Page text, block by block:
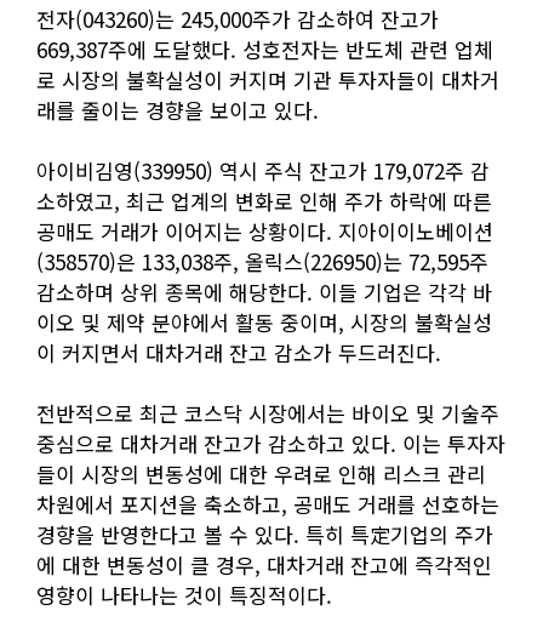
전자(043260)는 245,000주가 감소하여 잔고가
669,387주에 도달했다. 성호전자는 반도체 관련 업체
로 시장의 불확실성이 커지며 기관 투자자들이 대차거
래를 줄이는 경향을 보이고 있다.
아이비김영(339950) 역시 주식 잔고가 179,072주 감
소하였고, 최근 업계의 변화로 인해 주가 하락에 따른
공매도 거래가 이어지는 상황이다. 지아이이노베이션
(358570)은 133,038주, 올릭스(226950)는 72,595주
감소하며 상위 종목에 해당한다. 이들 기업은 각각 바
이오 및 제약 분야에서 활동 중이며, 시장의 불확실성
이 커지면서 대차거래 잔고 감소가 두드러진다.
전반적으로 최근 코스닥 시장에서는 바이오 및 기술주
중심으로 대차거래 잔고가 감소하고 있다. 이는 투자자
들이 시장의 변동성에 대한 우려로 인해 리스크 관리
차원에서 포지션을 축소하고, 공매도 거래를 선호하는
경향을 반영한다고 볼 수 있다. 특히 특定기업의 주가
에 대한 변동성이 클 경우, 대차거래 잔고에 즉각적인
영향이 나타나는 것이 특징적이다.